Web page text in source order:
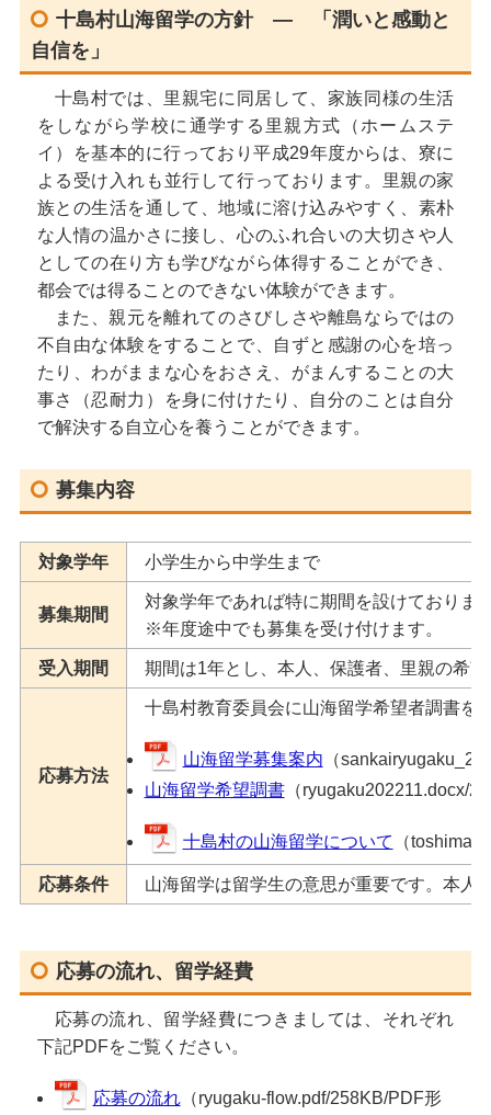
十島村山海留学の方針 ― 「潤いと感動と
自信を」
十島村では、里親宅に同居して、家族同様の生活
をしながら学校に通学する里親方式（ホームステ
イ）を基本的に行っており平成29年度からは、寮に
よる受け入れも並行して行っております。里親の家
族との生活を通して、地域に溶け込みやすく、素朴
な人情の温かさに接し、心のふれ合いの大切さや人
としての在り方も学びながら体得することができ、
都会では得ることのできない体験ができます。
また、親元を離れてのさびしさや離島ならではの
不自由な体験をすることで、自ずと感謝の心を培っ
たり、わがままな心をおさえ、がまんすることの大
事さ（忍耐力）を身に付けたり、自分のことは自分
で解決する自立心を養うことができます。
募集内容
対象学年 小学生から中学生まで
募集期間
対象学年であれば特に期間を設けておりま
※年度途中でも募集を受け付けます。
受入期間 期間は1年とし、本人、保護者、里親の希
応募方法
十島村教育委員会に山海留学希望者調書を
山海留学募集案内 （
山海留学希望調書（ryugaku202211.docx/
十島村の山海留学について （toshima-
応募条件 山海留学は留学生の意思が重要です。本人
応募の流れ、留学経費
応募の流れ、留学経費につきましては、それぞれ
下記PDFをご覧ください。
応募の流れ（ryugaku-flow.pdf/258KB/PDF形